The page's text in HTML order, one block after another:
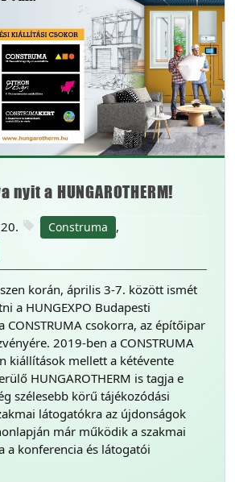
a HUNGAROTHERM!
Construma ,
korán, április 3-7. között ismét
a HUNGEXPO Budapesti
CONSTRUMA csokorra, az építőipar
2019-ben a CONSTRUMA
kiállítások mellett a kétévente
HUNGAROTHERM is tagja e
szélesebb körű tájékozódási
látogatókra az újdonságok
már működik a szakmai
a konferencia és látogatói